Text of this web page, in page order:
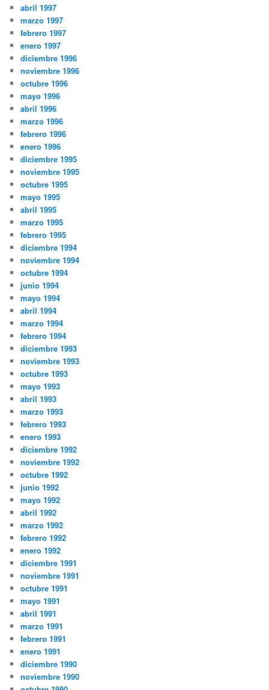
abril 1997
marzo 1997
febrero 1997
enero 1997
diciembre 1996
noviembre 1996
octubre 1996
mayo 1996
abril 1996
marzo 1996
febrero 1996
enero 1996
diciembre 1995
noviembre 1995
octubre 1995
mayo 1995
abril 1995
marzo 1995
febrero 1995
diciembre 1994
noviembre 1994
octubre 1994
junio 1994
mayo 1994
abril 1994
marzo 1994
febrero 1994
diciembre 1993
noviembre 1993
octubre 1993
mayo 1993
abril 1993
marzo 1993
febrero 1993
enero 1993
diciembre 1992
noviembre 1992
octubre 1992
junio 1992
mayo 1992
abril 1992
marzo 1992
febrero 1992
enero 1992
diciembre 1991
noviembre 1991
octubre 1991
mayo 1991
abril 1991
marzo 1991
febrero 1991
enero 1991
diciembre 1990
noviembre 1990